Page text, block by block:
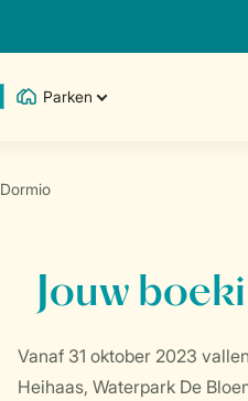
Parken
Dormio
Jouw
Vanaf 31 oktober 2023
Heihaas, Waterpark De